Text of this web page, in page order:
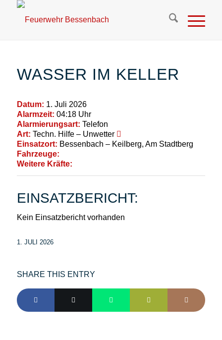
WASSER IM KELLER
Datum: 1. Juli 2026
Alarmzeit: 04:18 Uhr
Alarmierungsart: Telefon
Art: Techn. Hilfe – Unwetter
Einsatzort: Bessenbach – Keilberg, Am Stadtberg
Fahrzeuge:
Weitere Kräfte:
EINSATZBERICHT:
Kein Einsatzbericht vorhanden
1. JULI 2026
SHARE THIS ENTRY